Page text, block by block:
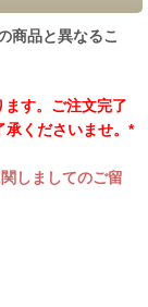
商品と異なるこ
す。ご注文完了
承くださいませ。*
しましてのご留